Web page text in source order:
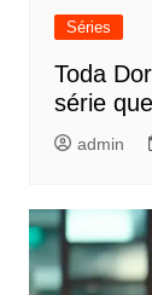
Séries
Toda
série
admin